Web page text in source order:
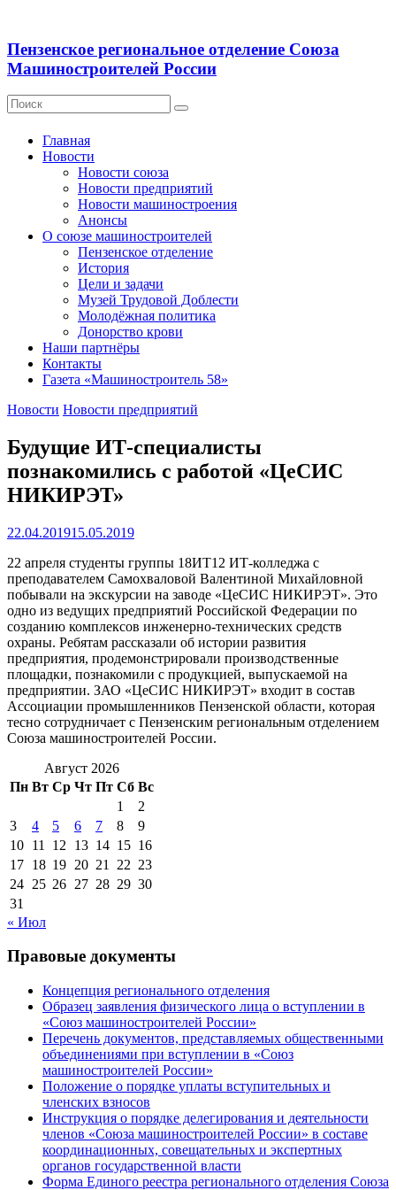
Пензенское региональное отделение Союза
Машиностроителей России
Главная
Новости
Новости союза
Новости предприятий
Новости машиностроения
Анонсы
О союзе машиностроителей
Пензенское отделение
История
Цели и задачи
Музей Трудовой Доблести
Молодёжная политика
Донорство крови
Наши партнёры
Контакты
Газета «Машиностроитель 58»
Новости Новости предприятий
Будущие ИТ-специалисты
познакомились с работой «ЦеСИС
НИКИРЭТ»
22.04.201915.05.2019
22 апреля студенты группы 18ИТ12 ИТ-колледжа с
преподавателем Самохваловой Валентиной Михайловной
побывали на экскурсии на заводе «ЦеСИС НИКИРЭТ». Это
одно из ведущих предприятий Российской Федерации по
созданию комплексов инженерно-технических средств
охраны. Ребятам рассказали об истории развития
предприятия, продемонстрировали производственные
площадки, познакомили с продукцией, выпускаемой на
предприятии. ЗАО «ЦеСИС НИКИРЭТ» входит в состав
Ассоциации промышленников Пензенской области, которая
тесно сотрудничает с Пензенским региональным отделением
Союза машиностроителей России.
Август 2026
Пн Вт Ср Чт Пт Сб Вс
1
2
3
4 5 6 7 8
9
10 11 12 13 14 15 16
17 18 19 20 21 22 23
24 25 26 27 28 29 30
31
« Июл
Правовые документы
Концепция регионального отделения
Образец заявления физического лица о вступлении в
«Союз машиностроителей России»
Перечень документов, представляемых общественными
объединениями при вступлении в «Союз
машиностроителей России»
Положение о порядке уплаты вступительных и
членских взносов
Инструкция о порядке делегирования и деятельности
членов «Союза машиностроителей России» в составе
координационных, совещательных и экспертных
органов государственной власти
Форма Единого реестра регионального отделения Союза